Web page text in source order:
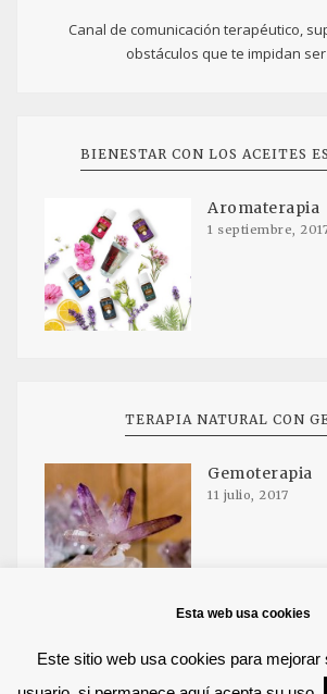
Canal de comunicación terapéutico,
obstáculos que te impidan
BIENESTAR CON LOS ACEITES
Aromaterapia
1 septiembre,
TERAPIA NATURAL CON
Gemoterapia
11 julio, 2017
Copyright © 2016 - EsenciaColor
Esta web usa cookies
Este sitio web usa cookies para mejorar